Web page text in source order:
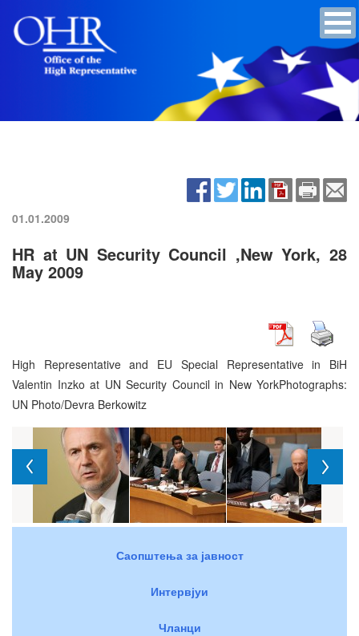
01.01.2009
HR at UN Security Council ,New York, 28
May 2009
High Representative and EU Special Representative in BiH
Valentin Inzko at UN Security Council in New YorkPhotographs:
UN Photo/Devra Berkowitz
Саопштења за јавност
Интервјуи
Чланци